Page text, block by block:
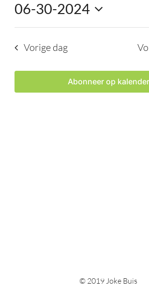
juni
2024
06-30-2024
Selecteer
datum.
Vorige dag
Abonneer op kalender
© 2019 Joke Buis